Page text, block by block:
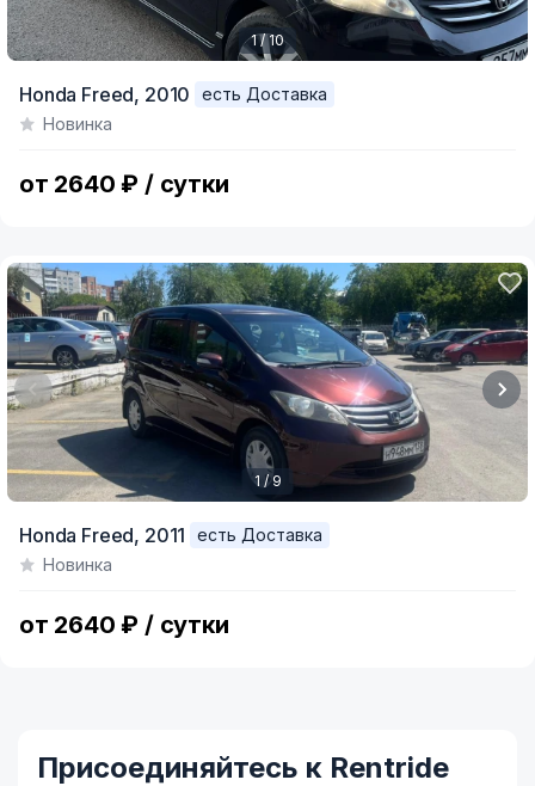
of
1 / 10
Honda Freed, 2010
есть Доставка
Новинка
от 2640 ₽ / сутки
of
1 / 9
Honda Freed, 2011
есть Доставка
Новинка
от 2640 ₽ / сутки
Присоединяйтесь к Rentride